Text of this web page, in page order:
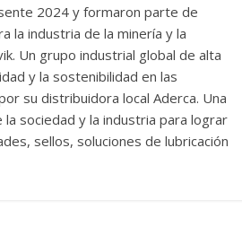
2024 y formaron parte de
la industria de la minería y la
Un grupo industrial global de alta
y la sostenibilidad en las
su distribuidora local Aderca. Una
sociedad y la industria para lograr
sellos, soluciones de lubricación